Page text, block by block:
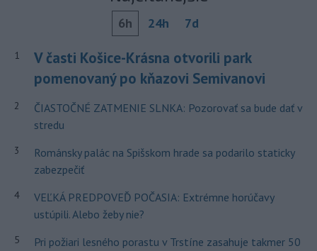
6h 24h 7d
1
V časti Košice-Krásna otvorili park
pomenovaný po kňazovi Semivanovi
2
ČIASTOČNÉ ZATMENIE SLNKA: Pozorovať sa bude dať v
stredu
3
Románsky palác na Spišskom hrade sa podarilo staticky
zabezpečiť
4
VEĽKÁ PREDPOVEĎ POČASIA: Extrémne horúčavy
ustúpili. Alebo žeby nie?
5
Pri požiari lesného porastu v Trstíne zasahuje takmer 50